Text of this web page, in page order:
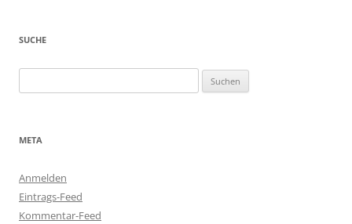
SUCHE
nach:
META
Anmelden
Eintrags-Feed
Kommentar-Feed